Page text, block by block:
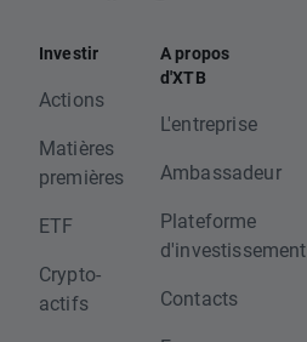
Investir
Actions
Matières
premières
ETF
Crypto-
actifs
A propos
d'XTB
L'entreprise
Ambassadeur
Plateforme
d'investissement
Contacts